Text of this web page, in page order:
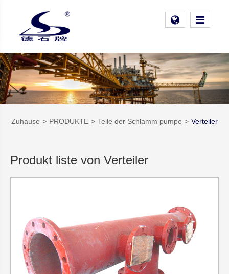
Zuhause PRODUKTE Teile der Schlamm pumpe Verteiler
Produkt liste von Verteiler